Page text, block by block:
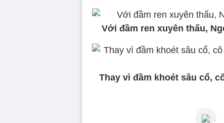
Với đầm ren xuyên thấu,
Thay vì đầm khoét sâu cổ,